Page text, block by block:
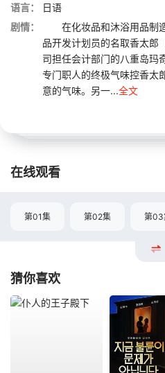
语言：
日语
剧情：
在化妆品和沐浴用品制
品开发计划员的名取香太郎
司担任会计部门的八重岛玛
专门职人的终极气味控香太
意的气味。另一...全文
在线观看
第01集 第02集 第03
猜你喜欢